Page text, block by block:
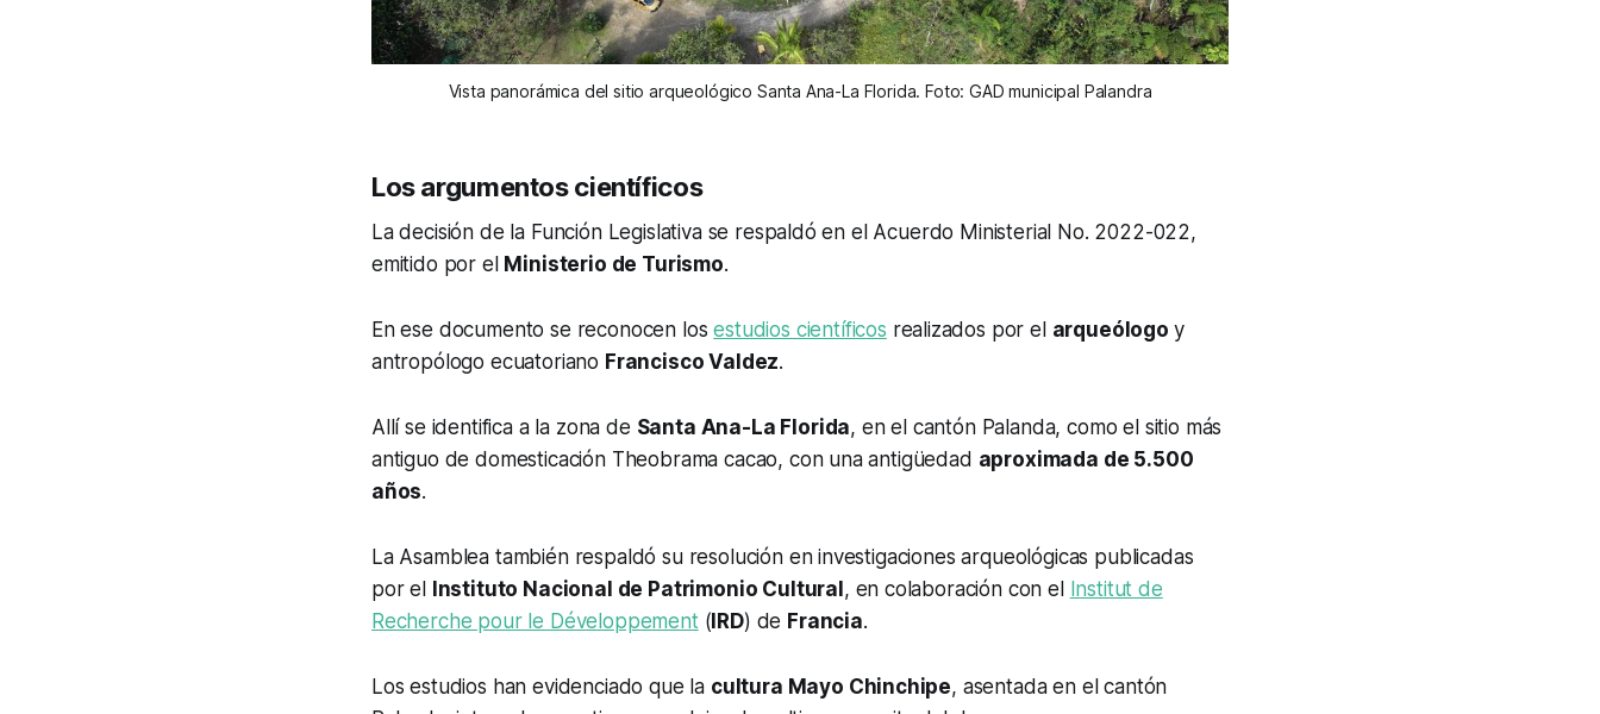
Vista panorámica del sitio arqueológico Santa Ana-La Florida. Foto: GAD municipal Palandra
Los argumentos científicos
La decisión de la Función Legislativa se respaldó en el Acuerdo Ministerial No. 2022-022,
emitido por el Ministerio de Turismo.
En ese documento se reconocen losestudios científicos realizados por el arqueólogo y
antropólogo ecuatoriano Francisco Valdez.
Allí se identifica a la zona de Santa Ana-La Florida, en el cantón Palanda, como el sitio más
antiguo de domesticación Theobrama cacao, con una antigüedad aproximada de 5.500
años.
La Asamblea también respaldó su resolución en investigaciones arqueológicas publicadas
por el Instituto Nacional de Patrimonio Cultural, en colaboración con el Institut de
Recherche pour le Développement (IRD) de Francia.
Los estudios han evidenciado que la cultura Mayo Chinchipe, asentada en el cantón